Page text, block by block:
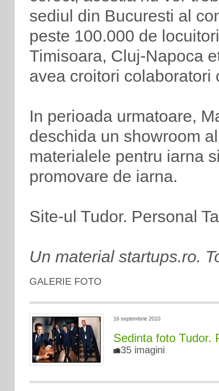
sediul din Bucuresti al
peste 100.000 de
Timisoara, Cluj-Napoca
avea croitori colaboratori
In perioada urmatoare,
deschida un showroom
materialele pentru iarna
promovare de iarna.
Site-ul Tudor. Personal
Un material startups.ro.
GALERIE FOTO
16 septembrie 2010
Sedinta foto Tudor.
35 imagini